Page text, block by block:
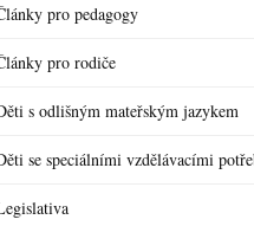
pro pedagogy
pro rodiče
s odlišným mateřským jazykem
se speciálními vzdělávacími